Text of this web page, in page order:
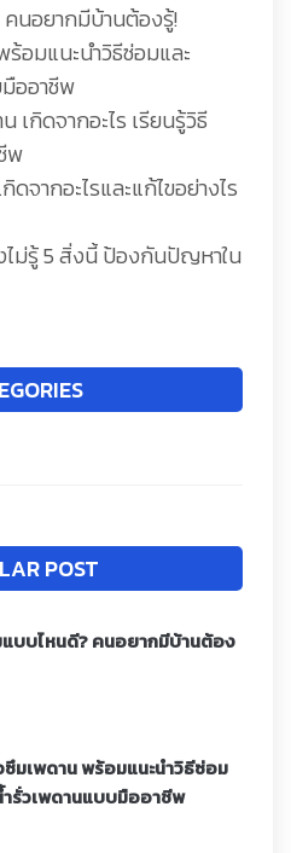
คนอยากมีบ้านต้องรู้!
อมแนะนำวิธีซ่อมและ
ออาชีพ
กิดจากอะไร เรียนรู้วิธี
พ
จากอะไรและแก้ไขอย่างไร
ไม่รู้ 5 สิ่งนี้ ป้องกันปัญหาใน
POST
แบบไหนดี? คนอยากมีบ้านต้อง
ซึมเพดาน พร้อมแนะนำวิธีซ่อม
รั่วเพดานแบบมืออาชีพ